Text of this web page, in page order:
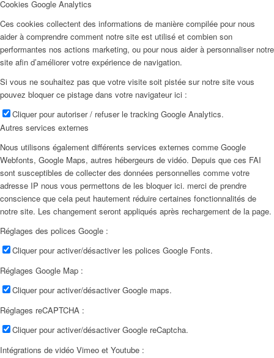
Cookies Google Analytics
Ces cookies collectent des informations de manière compilée pour nous
aider à comprendre comment notre site est utilisé et combien son
performantes nos actions marketing, ou pour nous aider à personnaliser notre
site afin d’améliorer votre expérience de navigation.
Si vous ne souhaitez pas que votre visite soit pistée sur notre site vous
pouvez bloquer ce pistage dans votre navigateur ici :
Cliquer pour autoriser / refuser le tracking Google Analytics.
Autres services externes
Nous utilisons également différents services externes comme Google
Webfonts, Google Maps, autres hébergeurs de vidéo. Depuis que ces FAI
sont susceptibles de collecter des données personnelles comme votre
adresse IP nous vous permettons de les bloquer ici. merci de prendre
conscience que cela peut hautement réduire certaines fonctionnalités de
notre site. Les changement seront appliqués après rechargement de la page.
Réglages des polices Google :
Cliquer pour activer/désactiver les polices Google Fonts.
Réglages Google Map :
Cliquer pour activer/désactiver Google maps.
Réglages reCAPTCHA :
Cliquer pour activer/désactiver Google reCaptcha.
Intégrations de vidéo Vimeo et Youtube :